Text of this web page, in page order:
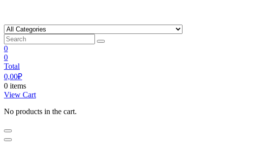
content
0
0
Total
0,00₽
0 items
View Cart
No products in the cart.